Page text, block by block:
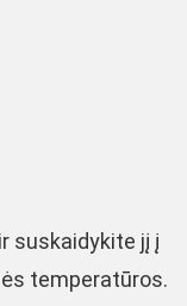
suskaidykite jį į
temperatūros.